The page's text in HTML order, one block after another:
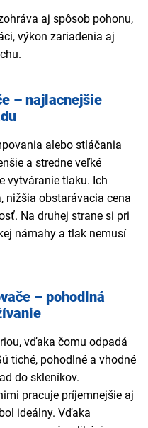
aj spôsob pohonu,
výkon zariadenia aj
– najlacnejšie
alebo stláčania
a stredne veľké
vytváranie tlaku. Ich
nižšia obstarávacia cena
Na druhej strane si pri
námahy a tlak nemusí
– pohodlná
vďaka čomu odpadá
tiché, pohodlné a vhodné
do skleníkov.
pracuje príjemnejšie aj
ideálny. Vďaka